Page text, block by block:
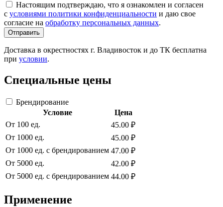
Настоящим подтверждаю, что я ознакомлен и согласен
с условиями политики конфиденциальности и даю свое
согласие на обработку персональных данных.
Отправить
Доставка в окрестностях г. Владивосток и до ТК бесплатна
при условии.
Специальные цены
Брендирование
Условие
Цена
От 100 ед.
45.00 ₽
От 1000 ед.
45.00 ₽
От 1000 ед. с брендированием 47.00 ₽
От 5000 ед.
42.00 ₽
От 5000 ед. с брендированием 44.00 ₽
Применение